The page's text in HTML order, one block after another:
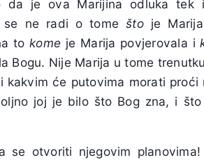
je ova Marijina odluka tek
se ne radi o tomeštoje
tokome je Marija povjerovala i
Bogu. Nije Marija u tome
će putovima morati proći
joj je bilo što Bog zna, i
se otvoriti njegovim